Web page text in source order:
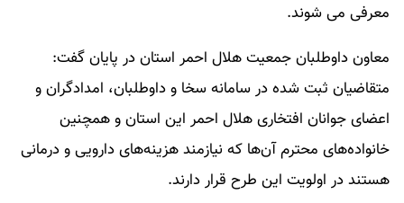
معرفی می شوند.
معاون داوطلبان جمعیت هلال احمر استان در پایان گفت:
متقاضیان ثبت شده در سامانه سخا و داوطلبان، امدادگران و
اعضای جوانان افتخاری هلال احمر این استان و همچنین
خانواده‌های محترم آن‌ها که نیازمند هزینه‌های دارویی و درمانی
هستند در اولویت این طرح قرار دارند.